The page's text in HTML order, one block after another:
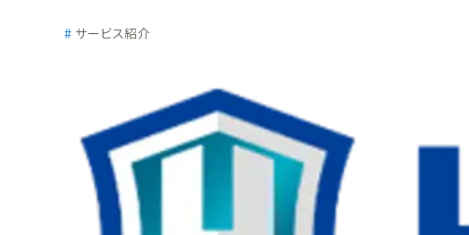
サービス紹介